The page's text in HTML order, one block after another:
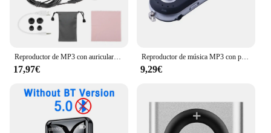
17,97€
Reproductor de música MP3 con pantalla LCD Digital, Radio FM con función de grabación, 4GB, 8GB, USB, envío directo
9,29€